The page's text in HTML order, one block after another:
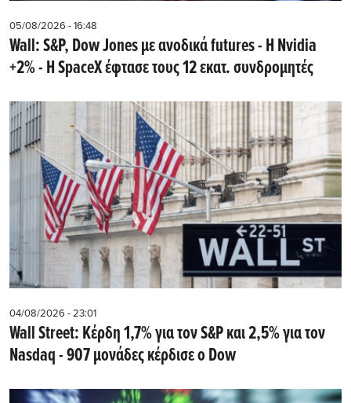
05/08/2026 - 16:48
Wall: S&P, Dow Jones με ανοδικά futures - Η Nvidia
+2% - Η SpaceX έφτασε τους 12 εκατ. συνδρομητές
04/08/2026 - 23:01
Wall Street: Κέρδη 1,7% για τον S&P και 2,5% για τον
Nasdaq - 907 μονάδες κέρδισε ο Dow